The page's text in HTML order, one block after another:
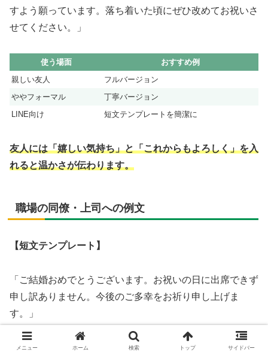
すよう願っています。落ち着いた頃にぜひ改めてお祝いさ
せてください。」
使う場面
おすすめ例
親しい友人
フルバージョン
ややフォーマル
丁寧バージョン
LINE向け
短文テンプレートを簡潔に
友人には「嬉しい気持ち」と「これからもよろしく」を入
れると温かさが伝わります。
職場の同僚・上司への例文
【短文テンプレート】
「ご結婚おめでとうございます。お祝いの日に出席できず
申し訳ありません。今後のご多幸をお祈り申し上げま
す。」
【丁寧バージョン】
メニュー ホーム 検索 トップ サイドバー